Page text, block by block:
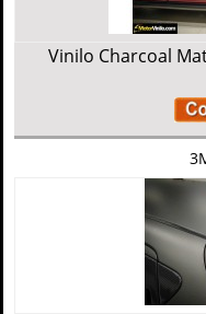
Vinilo Charcoal